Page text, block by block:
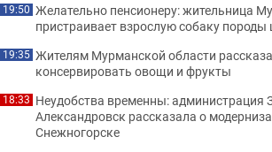
19:50 Желательно пенсионеру: жительница
пристраивает взрослую собаку
19:35 Жителям Мурманской области
консервировать овощи и фрукты
18:33 Неудобства временны: администрация
Александровск рассказала о
Снежногорске